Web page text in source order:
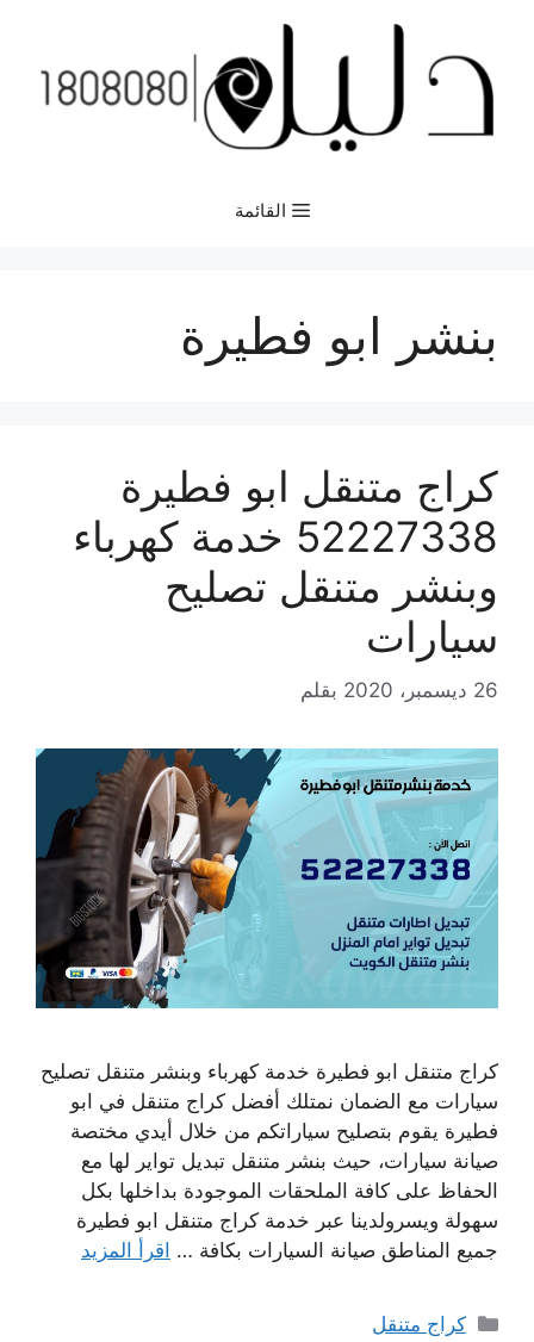
المحتوى
القائمة
بنشر ابو فطيرة
كراج متنقل ابو فطيرة
52227338 خدمة كهرباء
وبنشر متنقل تصليح
سيارات
26 ديسمبر، 2020 بقلم
كراج متنقل ابو فطيرة خدمة كهرباء وبنشر متنقل تصليح
سيارات مع الضمان نمتلك أفضل كراج متنقل في ابو
فطيرة يقوم بتصليح سياراتكم من خلال أيدي مختصة
صيانة سيارات، حيث بنشر متنقل تبديل تواير لها مع
الحفاظ على كافة الملحقات الموجودة بداخلها بكل
سهولة ويسرولدينا عبر خدمة كراج متنقل ابو فطيرة
جميع المناطق صيانة السيارات بكافة … اقرأ المزيد
التصنيفات
كراج متنقل